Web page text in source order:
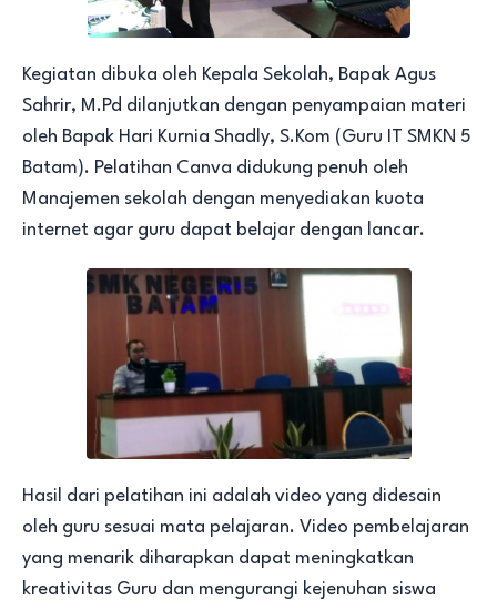
Kegiatan dibuka oleh Kepala Sekolah, Bapak Agus
Sahrir, M.Pd dilanjutkan dengan penyampaian materi
oleh Bapak Hari Kurnia Shadly, S.Kom (Guru IT SMKN 5
Batam). Pelatihan Canva didukung penuh oleh
Manajemen sekolah dengan menyediakan kuota
internet agar guru dapat belajar dengan lancar.
Hasil dari pelatihan ini adalah video yang didesain
oleh guru sesuai mata pelajaran. Video pembelajaran
yang menarik diharapkan dapat meningkatkan
kreativitas Guru dan mengurangi kejenuhan siswa